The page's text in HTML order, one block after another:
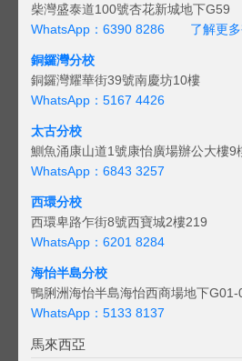
柴灣盛泰道100號杏花新城地下G59
WhatsApp：6390 8286
了解更
銅鑼灣分校
銅鑼灣耀華街39號南慶坊10樓
WhatsApp：5167 4426
太古分校
鰂魚涌康山道1號康怡廣場辦公大樓9
WhatsApp：6843 3257
西環分校
西環卑路乍街8號西寶城2樓219
WhatsApp：6201 8284
海怡半島分校
鴨脷洲海怡半島海怡西商場地下G01-
WhatsApp：5133 8137
馬來西亞